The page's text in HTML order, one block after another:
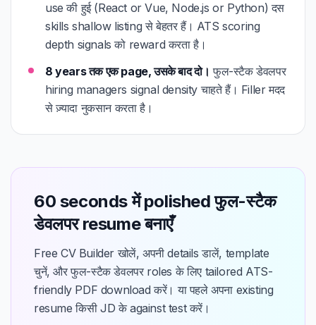
use की हुई (React or Vue, Node.js or Python) दस
skills shallow listing से बेहतर हैं। ATS scoring
depth signals को reward करता है।
8 years तक एक page, उसके बाद दो। फुल-स्टैक डेवलपर
hiring managers signal density चाहते हैं। Filler मदद
से ज़्यादा नुकसान करता है।
60 seconds में polished फुल-स्टैक
डेवलपर resume बनाएँ
Free CV Builder खोलें, अपनी details डालें, template
चुनें, और फुल-स्टैक डेवलपर roles के लिए tailored ATS-
friendly PDF download करें। या पहले अपना existing
resume किसी JD के against test करें।